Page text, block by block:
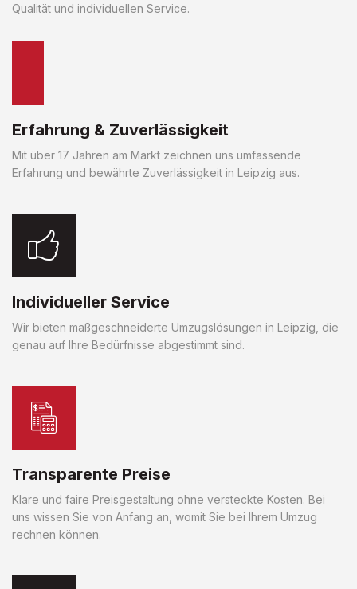
Qualität und individuellen Service.
Erfahrung & Zuverlässigkeit
Mit über 17 Jahren am Markt zeichnen uns umfassende
Erfahrung und bewährte Zuverlässigkeit in Leipzig aus.
Individueller Service
Wir bieten maßgeschneiderte Umzugslösungen in Leipzig, die
genau auf Ihre Bedürfnisse abgestimmt sind.
Transparente Preise
Klare und faire Preisgestaltung ohne versteckte Kosten. Bei
uns wissen Sie von Anfang an, womit Sie bei Ihrem Umzug
rechnen können.